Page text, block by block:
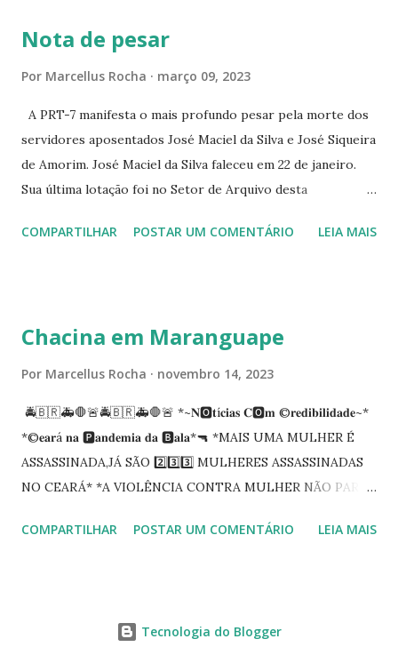
☆CINE VIP CLUBE RUA 24 DE MAIO 825 ☆CINE ECLIPSE
Nota de pesar
Por Marcellus Rocha março 09, 2023
A PRT-7 manifesta o mais profundo pesar pela morte dos
servidores aposentados José Maciel da Silva e José Siqueira
de Amorim. José Maciel da Silva faleceu em 22 de janeiro.
Sua última lotação foi no Setor de Arquivo desta
Siqueira Amorim faleceu em 28 de fevereiro e encerrou a
enquanto atuaram nesta instituição.
COMPARTILHAR POSTAR UM COMENTÁRIO LEIA MAIS
Chacina em Maranguape
Por Marcellus Rocha novembro 14, 2023
🚔🇧🇷🚑🛑🚨🚔🇧🇷🚑🛑🚨 *~𝐍🅾️𝐭í𝐜𝐢𝐚𝐬 𝐂🅾️𝐦 ©️𝐫𝐞𝐝𝐢𝐛𝐢𝐥𝐢𝐝𝐚𝐝𝐞~*
*©️𝐞𝐚𝐫á 𝐧𝐚 🅿️𝐚𝐧𝐝𝐞𝐦𝐢𝐚 𝐝𝐚 🅱️𝐚𝐥𝐚*🔫 *MAIS UMA MULHER É
ASSASSINADA,JÁ SÃO 2️⃣3️⃣3️⃣ MULHERES ASSASSINADAS
NO CEARÁ* *A VIOLÊNCIA CONTRA MULHER NÃO PARA
informações quarto pessoas foram executadas no Distrito
Tbm Amanari. Estavam em uma casa, onde foi invadida e
COMPARTILHAR POSTAR UM COMENTÁRIO LEIA MAIS
Tecnologia do Blogger